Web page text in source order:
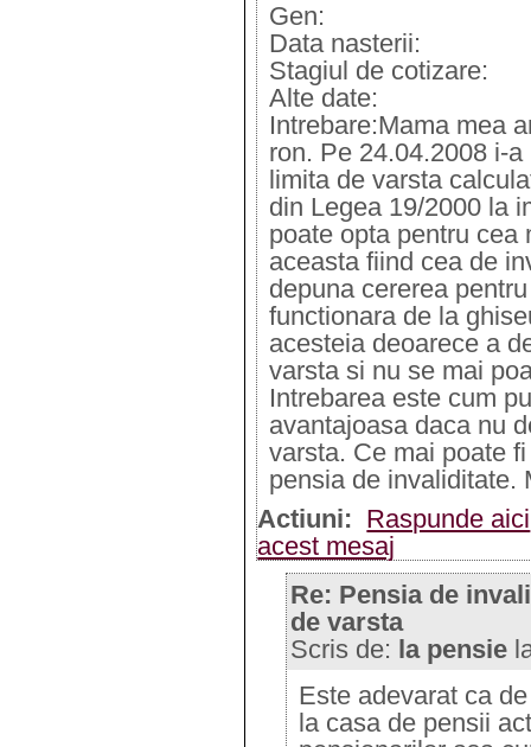
Gen:
Data nasterii:
Stagiul de cotizare:
Alte date:
Intrebare:Mama mea
ron. Pe 24.04.2008 i-
limita de varsta
din Legea 19/2000 la
poate opta pentru cea
aceasta fiind cea de
depuna cererea
functionara de la
acesteia deoarece a
varsta si nu se mai
Intrebarea este cum
avantajoasa daca nu
varsta. Ce mai poate
pensia de invaliditate.
Actiuni: Raspunde aici
acest mesaj
Re: Pensia de
de varsta
Scris de: la pensie
Este adevarat ca
la casa de pensii